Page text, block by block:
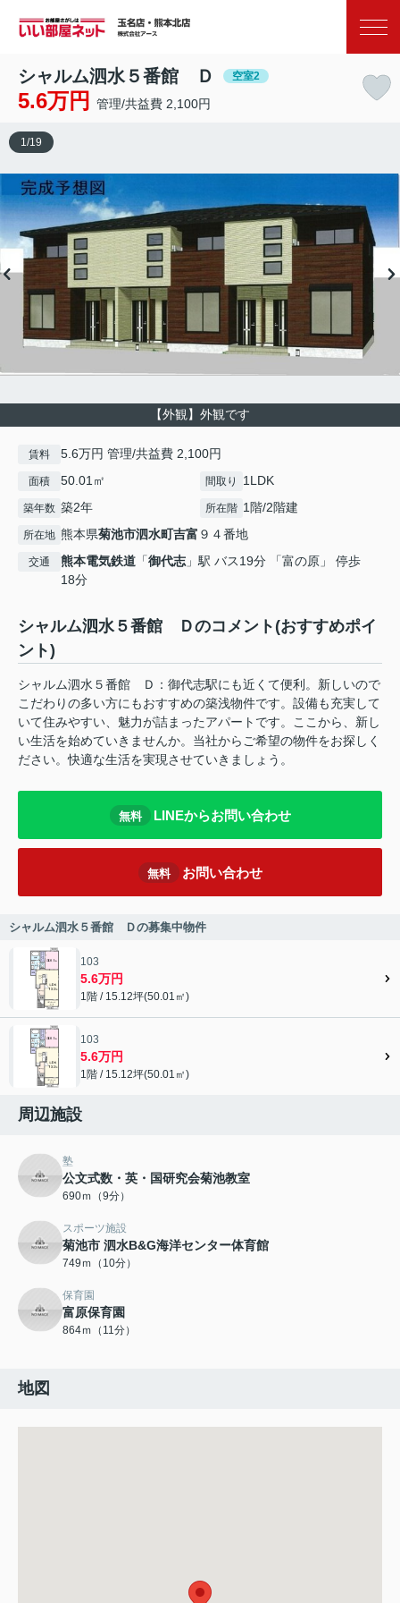
シャルム泗水５番館 Ｄ 空室2
5.6万円 管理/共益費 2,100円
【外観】外観です
1 /19
賃料 5.6万円 管理/共益費 2,100円
面積 50.01㎡ 間取り 1LDK
築年数 築2年 所在階 1階/2階建
所在地 熊本県菊池市泗水町吉富 ９４番地
交通 熊本電気鉄道 「御代志 」駅 バス19分 「富の原」 停歩
18分
シャルム泗水５番館 Ｄのコメント(おすすめポイ
ント)
シャルム泗水５番館 Ｄ：御代志駅にも近くて便利。新しいので
こだわりの多い方にもおすすめの築浅物件です。設備も充実して
いて住みやすい、魅力が詰まったアパートです。ここから、新し
い生活を始めていきませんか。当社からご希望の物件をお探しく
ださい。快適な生活を実現させていきましょう。
無料 LINEからお問い合わせ
無料 お問い合わせ
シャルム泗水５番館 Ｄの募集中物件
103
5.6万円
1階 / 15.12坪(50.01㎡)
103
5.6万円
1階 / 15.12坪(50.01㎡)
周辺施設
塾
公文式数・英・国研究会菊池教室
690ｍ（9分）
スポーツ施設
菊池市 泗水B&G海洋センター体育館
749ｍ（10分）
保育園
富原保育園
864ｍ（11分）
地図